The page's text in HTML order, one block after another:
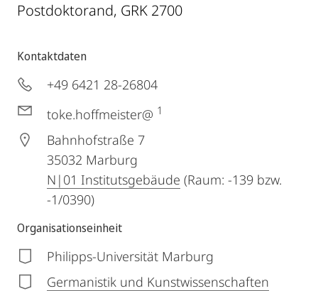
Postdoktorand, GRK 2700
Kontaktdaten
+49 6421 28-26804
toke.hoffmeister@ 1
Bahnhofstraße 7
35032 Marburg
N|01 Institutsgebäude (Raum: -139 bzw.
-1/0390)
Organisationseinheit
Philipps-Universität Marburg
Germanistik und Kunstwissenschaften